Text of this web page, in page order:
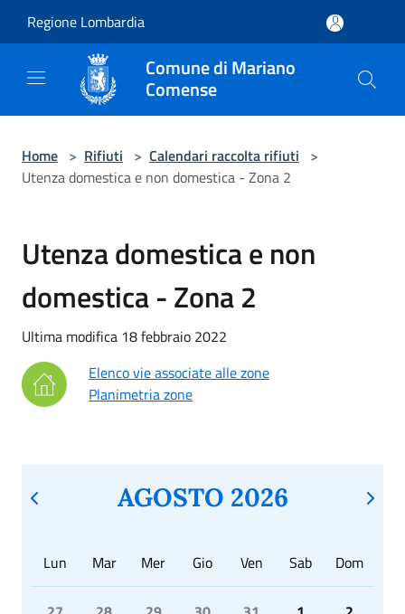
Regione Lombardia
Comune di Mariano
Comense
Home > Rifiuti > Calendari raccolta rifiuti >
Utenza domestica e non domestica - Zona 2
Utenza domestica e non
domestica - Zona 2
Ultima modifica 18 febbraio 2022
Elenco vie associate alle zone
Planimetria zone
AGOSTO 2026
Lun Mar Mer Gio Ven Sab Dom